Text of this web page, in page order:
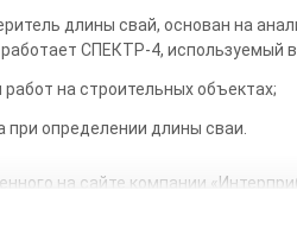
длины свай, основан на
СПЕКТР-4, используемый в
на строительных объектах;
при определении длины сваи.
на сайте компании
процедуры и